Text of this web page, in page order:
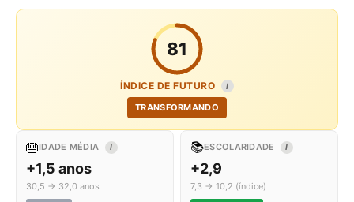
81
ÍNDICE DE FUTURO I
TRANSFORMANDO
🎂IDADE MÉDIA I
+1,5 anos
30,5 → 32,0 anos
📚ESCOLARIDADE I
+2,9
7,3 → 10,2 (índice)